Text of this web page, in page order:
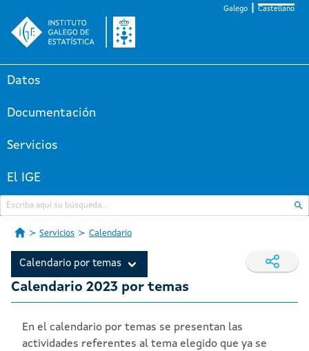
Galego Castellano
Datos
Documentación
Servicios
El IGE
Servicios Calendario
Calendario por temas
Calendario 2023 por temas
En el calendario por temas se presentan las
actividades referentes al tema elegido que ya se